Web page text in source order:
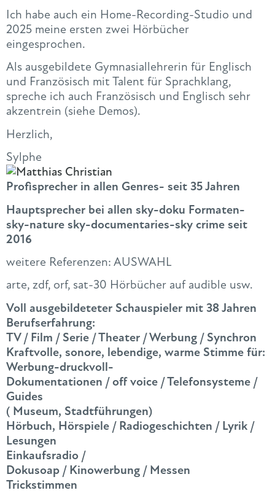
Ich habe auch ein Home-Recording-Studio und
2025 meine ersten zwei Hörbücher
eingesprochen.
Als ausgebildete Gymnasiallehrerin für Englisch
und Französisch mit Talent für Sprachklang,
spreche ich auch Französisch und Englisch sehr
akzentrein (siehe Demos).
Herzlich,
Sylphe
Profisprecher in allen Genres- seit 35 Jahren
Hauptsprecher bei allen sky-doku Formaten-
sky-nature sky-documentaries-sky crime seit
2016
weitere Referenzen: AUSWAHL
arte, zdf, orf, sat-30 Hörbücher auf audible usw.
Voll ausgebildeteter Schauspieler mit 38 Jahren
Berufserfahrung:
TV / Film / Serie / Theater / Werbung / Synchron
Kraftvolle, sonore, lebendige, warme Stimme für:
Werbung-druckvoll-
Dokumentationen / off voice / Telefonsysteme /
Guides
( Museum, Stadtführungen)
Hörbuch, Hörspiele / Radiogeschichten / Lyrik /
Lesungen
Einkaufsradio /
Dokusoap / Kinowerbung / Messen
Trickstimmen